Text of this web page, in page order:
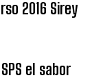
2016 Sirey
el sabor